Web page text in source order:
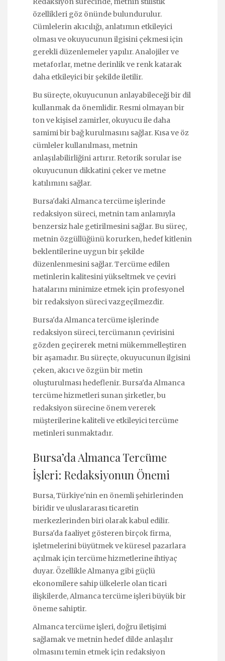
özellikleri göz önünde bulundurulur.
Cümlelerin akıcılığı, anlatımın etkileyici
olması ve okuyucunun ilgisini çekmesi için
gerekli düzenlemeler yapılır. Analojiler ve
metaforlar, metne derinlik ve renk katarak
daha etkileyici bir şekilde iletilir.
Bu süreçte, okuyucunun anlayabileceği bir dil
kullanmak da önemlidir. Resmi olmayan bir
ton ve kişisel zamirler, okuyucu ile daha
samimi bir bağ kurulmasını sağlar. Kısa ve öz
cümleler kullanılması, metnin
anlaşılabilirliğini artırır. Retorik sorular ise
okuyucunun dikkatini çeker ve metne
katılımını sağlar.
Bursa'daki Almanca tercüme işlerinde
redaksiyon süreci, metnin tam anlamıyla
benzersiz hale getirilmesini sağlar. Bu süreç,
metnin özgüllüğünü korurken, hedef kitlenin
beklentilerine uygun bir şekilde
düzenlenmesini sağlar. Tercüme edilen
metinlerin kalitesini yükseltmek ve çeviri
hatalarını minimize etmek için profesyonel
bir redaksiyon süreci vazgeçilmezdir.
Bursa'da Almanca tercüme işlerinde
redaksiyon süreci, tercümanın çevirisini
gözden geçirerek metni mükemmelleştiren
bir aşamadır. Bu süreçte, okuyucunun ilgisini
çeken, akıcı ve özgün bir metin
oluşturulması hedeflenir. Bursa'da Almanca
tercüme hizmetleri sunan şirketler, bu
redaksiyon sürecine önem vererek
müşterilerine kaliteli ve etkileyici tercüme
metinleri sunmaktadır.
Bursa’da Almanca Tercüme
İşleri: Redaksiyonun Önemi
Bursa, Türkiye'nin en önemli şehirlerinden
biridir ve uluslararası ticaretin
merkezlerinden biri olarak kabul edilir.
Bursa'da faaliyet gösteren birçok firma,
işletmelerini büyütmek ve küresel pazarlara
açılmak için tercüme hizmetlerine ihtiyaç
duyar. Özellikle Almanya gibi güçlü
ekonomilere sahip ülkelerle olan ticari
ilişkilerde, Almanca tercüme işleri büyük bir
öneme sahiptir.
Almanca tercüme işleri, doğru iletişimi
sağlamak ve metnin hedef dilde anlaşılır
olmasını temin etmek için redaksiyon